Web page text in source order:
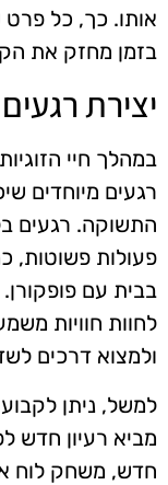
אותו. כך, כל פרט
בזמן מחזק את
יצירת
במהלך חיי
רגעים מיוחדים
התשוקה. רגעים
פעולות פשוטות,
בבית עם פופקורן.
לחוות חוויות
ולמצוא דרכים
למשל, ניתן
מביא רעיון חדש
חדש, משחק לוח